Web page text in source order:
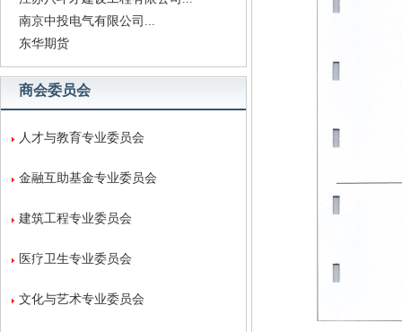
南京中投电气有限公司...
东华期货
商会委员会
人才与教育专业委员会
金融互助基金专业委员会
建筑工程专业委员会
医疗卫生专业委员会
文化与艺术专业委员会